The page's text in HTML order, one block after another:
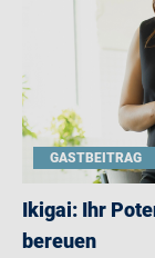
GASTBEITRAG
Ikigai: Ihr
bereuen